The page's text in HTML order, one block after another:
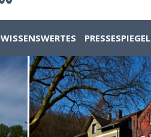
WISSENSWERTES PRESSESPIEGEL